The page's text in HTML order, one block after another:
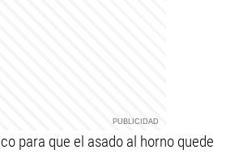
para que el asado al horno quede